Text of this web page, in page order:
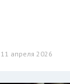
11 апреля 2026